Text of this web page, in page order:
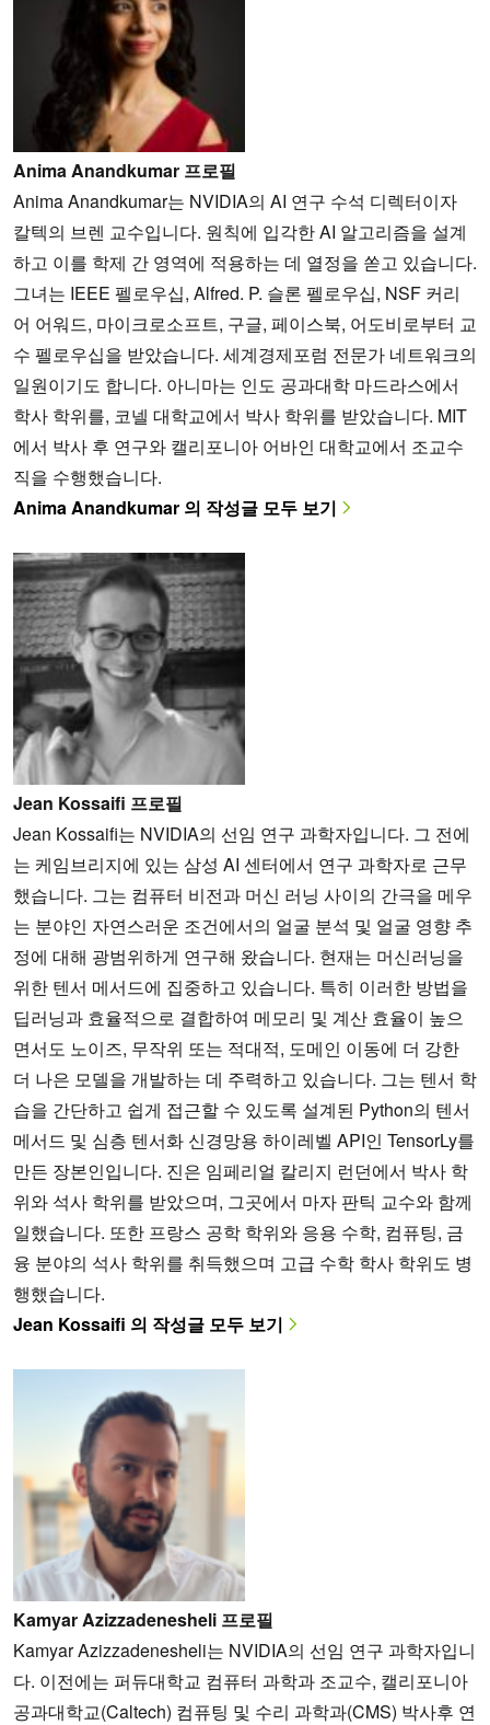
Anima Anandkumar 프로필
Anima Anandkumar는 NVIDIA의 AI 연구 수석 디렉터이자
칼텍의 브렌 교수입니다. 원칙에 입각한 AI 알고리즘을 설계
하고 이를 학제 간 영역에 적용하는 데 열정을 쏟고 있습니다.
그녀는 IEEE 펠로우십, Alfred. P. 슬론 펠로우십, NSF 커리
어 어워드, 마이크로소프트, 구글, 페이스북, 어도비로부터 교
수 펠로우십을 받았습니다. 세계경제포럼 전문가 네트워크의
일원이기도 합니다. 아니마는 인도 공과대학 마드라스에서
학사 학위를, 코넬 대학교에서 박사 학위를 받았습니다. MIT
에서 박사 후 연구와 캘리포니아 어바인 대학교에서 조교수
직을 수행했습니다.
Anima Anandkumar 의 작성글 모두 보기
Jean Kossaifi 프로필
Jean Kossaifi는 NVIDIA의 선임 연구 과학자입니다. 그 전에
는 케임브리지에 있는 삼성 AI 센터에서 연구 과학자로 근무
했습니다. 그는 컴퓨터 비전과 머신 러닝 사이의 간극을 메우
는 분야인 자연스러운 조건에서의 얼굴 분석 및 얼굴 영향 추
정에 대해 광범위하게 연구해 왔습니다. 현재는 머신러닝을
위한 텐서 메서드에 집중하고 있습니다. 특히 이러한 방법을
딥러닝과 효율적으로 결합하여 메모리 및 계산 효율이 높으
면서도 노이즈, 무작위 또는 적대적, 도메인 이동에 더 강한
더 나은 모델을 개발하는 데 주력하고 있습니다. 그는 텐서 학
습을 간단하고 쉽게 접근할 수 있도록 설계된 Python의 텐서
메서드 및 심층 텐서화 신경망용 하이레벨 API인 TensorLy를
만든 장본인입니다. 진은 임페리얼 칼리지 런던에서 박사 학
위와 석사 학위를 받았으며, 그곳에서 마자 판틱 교수와 함께
일했습니다. 또한 프랑스 공학 학위와 응용 수학, 컴퓨팅, 금
융 분야의 석사 학위를 취득했으며 고급 수학 학사 학위도 병
행했습니다.
Jean Kossaifi 의 작성글 모두 보기
Kamyar Azizzadenesheli 프로필
Kamyar Azizzadenesheli는 NVIDIA의 선임 연구 과학자입니
다. 이전에는 퍼듀대학교 컴퓨터 과학과 조교수, 캘리포니아
공과대학교(Caltech) 컴퓨팅 및 수리 과학과(CMS) 박사후 연